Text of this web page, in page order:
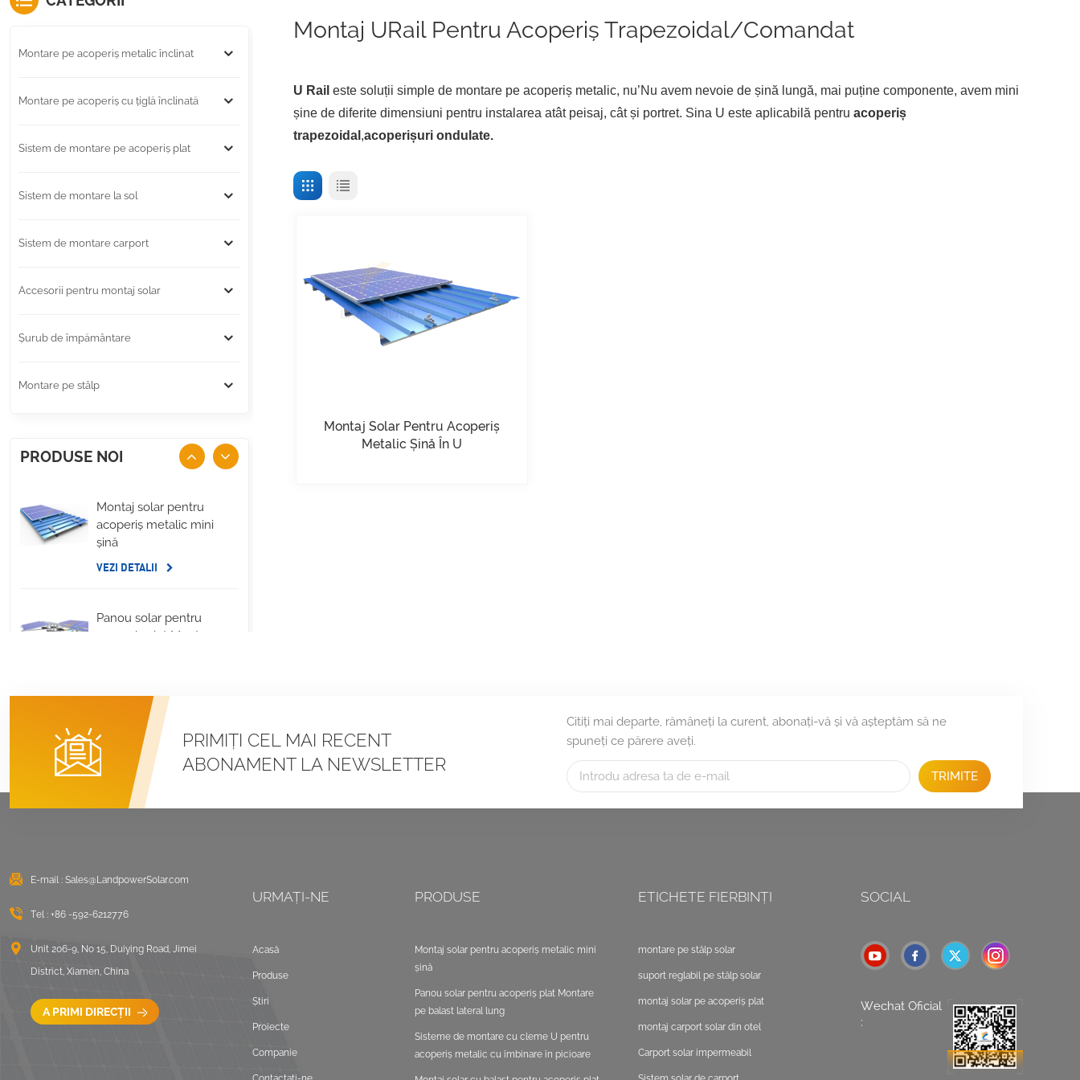
Montaj URail Pentru Acoperiș Trapezoidal/comandat
U Rail este soluții simple de montare pe acoperiș metalic, nu’Nu avem nevoie de șină lungă, mai puține componente, avem mini
șine de diferite dimensiuni pentru instalarea atât peisaj, cât și portret. Sina U este aplicabilă pentru acoperiș
trapezoidal ,acoperișuri ondulate.
Montaj Solar Pentru Acoperiș
Metalic Șină În U
Montare pe acoperiș metalic înclinat
Montare pe acoperiș cu țiglă înclinată
Sistem de montare pe acoperiș plat
Sistem de montare la sol
Sistem de montare carport
Accesorii pentru montaj solar
Șurub de împământare
Montare pe stâlp
PRODUSE NOI
Montaj solar pentru
acoperiș metalic mini
șină
VEZI DETALII
Panou solar pentru
acoperiș plat Montare
Sisteme de montare
cu cleme U pentru
acoperiș metalic cu
îmbinare în picioare
VEZI DETALII
est vest
Sisteme de montare
LongRail pentru
VEZI DETALII
PRIMIȚI CEL MAI RECENT
ABONAMENT LA NEWSLETTER
Citiți mai departe, rămâneți la curent, abonați-vă și vă așteptăm să ne
spuneți ce părere aveți.
TRIMITE
E-mail : Sales@LandpowerSolar.com
Tel : +86 -592-6212776
Unit 206-9, No 15, Duiying Road, Jimei
District, Xiamen, China
A PRIMI DIRECȚII
URMAȚI-NE
Acasă
Produse
Știri
Proiecte
Companie
PRODUSE
Montaj solar pentru acoperiș metalic mini
șină
Panou solar pentru acoperiș plat Montare
pe balast lateral lung
Sisteme de montare cu cleme U pentru
acoperiș metalic cu îmbinare în picioare
ETICHETE FIERBINȚI
montare pe stâlp solar
suport reglabil pe stâlp solar
montaj solar pe acoperiș plat
montaj carport solar din otel
Carport solar impermeabil
SOCIAL
Wechat Oficial
: